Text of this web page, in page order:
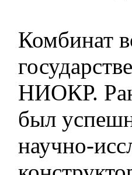
Комбинат
НИОКР.
был
научно-